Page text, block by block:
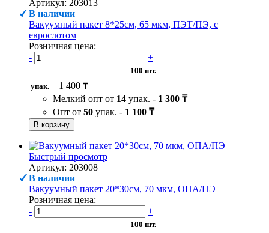
Артикул: 203013
В наличии
Вакуумный пакет 8*25см, 65 мкм, ПЭТ/ПЭ, с
еврослотом
Розничная цена:
-
+
100 шт.
упак.
1 400 ₸
Мелкий опт от 14 упак. - 1 300 ₸
Опт от 50 упак. - 1 100 ₸
В корзину
Быстрый просмотр
Артикул: 203008
В наличии
Вакуумный пакет 20*30см, 70 мкм, ОПА/ПЭ
Розничная цена:
-
+
100 шт.